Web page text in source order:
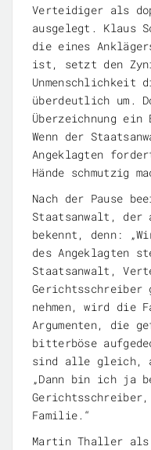
Verteidiger als
ausgelegt. Klaus
die eines
ist, setzt den
Unmenschlichkeit
überdeutlich um.
Überzeichnung
Wenn der
Angeklagten
Hände schmutzig
Nach der Pause
Staatsanwalt, der
bekennt, denn:
des Angeklagten
Staatsanwalt,
Gerichtsschreiber
nehmen, wird die
Argumenten, die
bitterböse
sind alle gleich,
„Dann bin ich ja
Familie.“
Martin Thaller als